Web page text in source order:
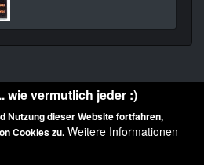
© 2010-2026 der Film Noir de. Alle
wie vermutlich jeder :)
Nutzung dieser Website fortfahren,
Cookies zu. Weitere Informationen